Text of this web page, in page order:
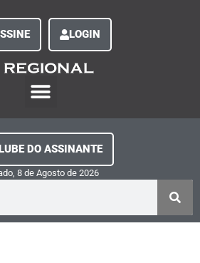
LOGIN
DO ASSINANTE
8 de Agosto de 2026